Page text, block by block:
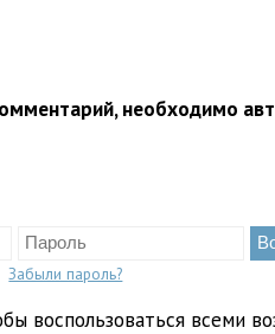
необходимо
Забыли пароль?
воспользоваться всеми